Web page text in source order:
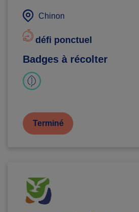
Chinon
défi ponctuel
Badges à récolter
Terminé